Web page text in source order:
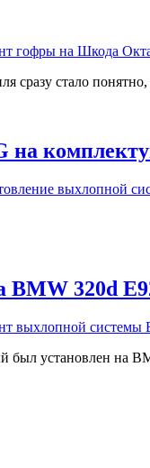
стало понятно,
на
BMW 320d
установлен на